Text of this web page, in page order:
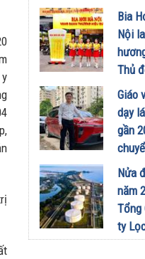
sinh
tại
Áng
29/07/
khai
hiện
quyết
nghị
29/07/
Bia
Nội
Thủ
khuấy
mùa
TP.
Minh
Giáo
dạy
gần
sang
Limo
Green:
đã
sao
Nửa
năm
Tổng
ty
dầu